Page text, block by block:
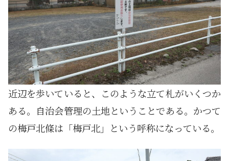
近辺を歩いていると、このような立て札がいくつか
ある。自治会管理の土地ということである。かつて
の梅戸北條は「梅戸北」という呼称になっている。